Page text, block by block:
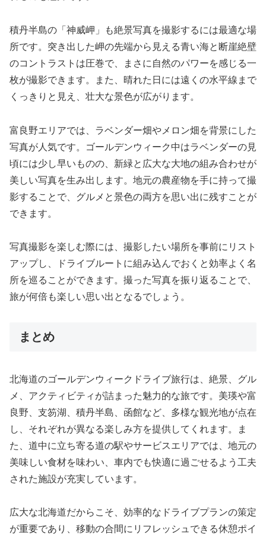
積丹半島の「神威岬」も絶景写真を撮影するには最適な場
所です。突き出した岬の先端から見える青い海と断崖絶壁
のコントラストは圧巻で、まさに自然のパワーを感じる一
枚が撮影できます。また、晴れた日には遠くの水平線まで
くっきりと見え、壮大な景色が広がります。
富良野エリアでは、ラベンダー畑やメロン畑を背景にした
写真が人気です。ゴールデンウィーク中はラベンダーの見
頃には少し早いものの、新緑と広大な大地の組み合わせが
美しい写真を生み出します。地元の農産物を手に持って撮
影することで、グルメと景色の両方を思い出に残すことが
できます。
写真撮影を楽しむ際には、撮影したい場所を事前にリスト
アップし、ドライブルートに組み込んでおくと効率よく名
所を巡ることができます。撮った写真を振り返ることで、
旅が何倍も楽しい思い出となるでしょう。
まとめ
北海道のゴールデンウィークドライブ旅行は、絶景、グル
メ、アクティビティが詰まった魅力的な旅です。美瑛や富
良野、支笏湖、積丹半島、函館など、多様な観光地が点在
し、それぞれが異なる楽しみ方を提供してくれます。ま
た、道中に立ち寄る道の駅やサービスエリアでは、地元の
美味しい食材を味わい、車内でも快適に過ごせるよう工夫
された施設が充実しています。
広大な北海道だからこそ、効率的なドライブプランの策定
が重要であり、移動の合間にリフレッシュできる休憩ポイ